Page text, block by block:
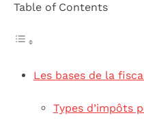
Table of Contents
Les bases de la
Types d’impôts